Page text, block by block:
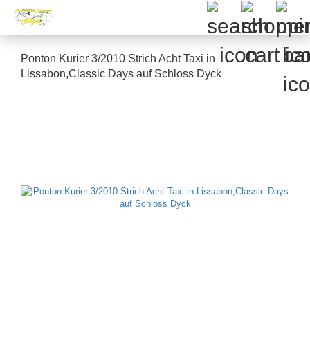
Ponton Kurier 3/2010 Strich Acht Taxi in
Lissabon,Classic Days auf Schloss Dyck